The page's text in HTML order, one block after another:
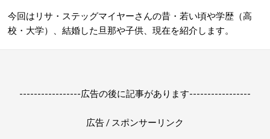
今回はリサ・ステッグマイヤーさんの昔・若い頃や学歴（高
校・大学）、結婚した旦那や子供、現在を紹介します。
-----------------広告の後に記事があります-----------------
広告 / スポンサーリンク